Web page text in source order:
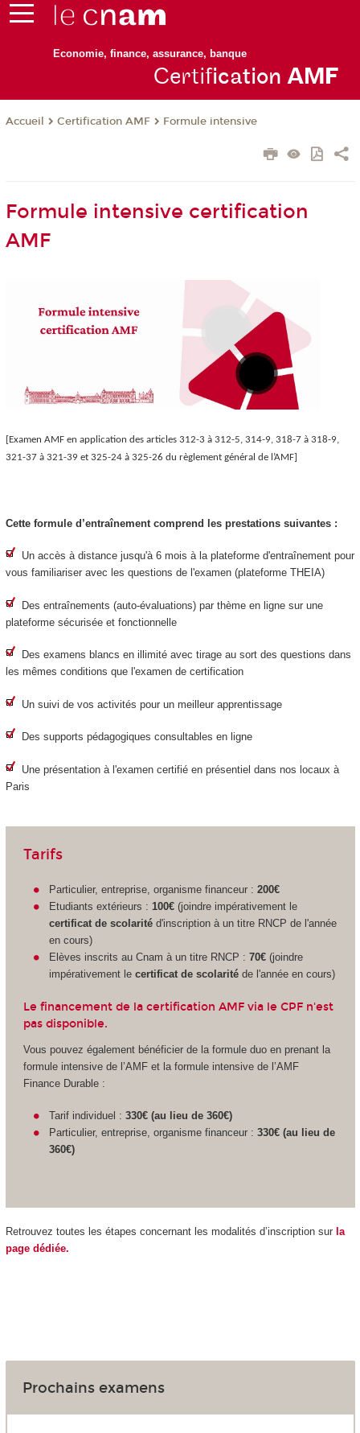
Economie, finance, assurance, banque
Certification AMF
Accueil Certification AMF Formule intensive
Formule intensive certification
AMF
[Examen AMF en application des articles 312-3 à 312-5, 314-9, 318-7 à 318-9,
321-37 à 321-39 et 325-24 à 325-26 du règlement général de l’AMF]
Cette formule d’entraînement comprend les prestations suivantes :
Un accès à distance jusqu'à 6 mois à la plateforme d'entraînement pour
vous familiariser avec les questions de l'examen (plateforme THEIA)
Des entraînements (auto-évaluations) par thème en ligne sur une
plateforme sécurisée et fonctionnelle
Des examens blancs en illimité avec tirage au sort des questions dans
les mêmes conditions que l'examen de certification
Un suivi de vos activités pour un meilleur apprentissage
Des supports pédagogiques consultables en ligne
Une présentation à l'examen certifié en présentiel dans nos locaux à
Paris
Tarifs
Particulier, entreprise, organisme financeur :200€
Etudiants extérieurs :100€(joindre impérativement le
certificat de scolarité d'inscription à un titre RNCP de l'année
en cours)
Elèves inscrits au Cnam à un titre RNCP :70€(joindre
impérativement lecertificat de scolarité de l'année en cours)
Le financement de la certification AMF via le CPF n'est
pas disponible.
Vous pouvez également bénéficier de la formule duo en prenant la
formule intensive de l’AMF et la formule intensive de l’AMF
Finance Durable :
Tarif individuel :330€ (au lieu de 360€)
Particulier, entreprise, organisme financeur :330€ (au lieu de
360€)
Retrouvez toutes les étapes concernant les modalités d’inscription sur la
page dédiée.
Prochains examens